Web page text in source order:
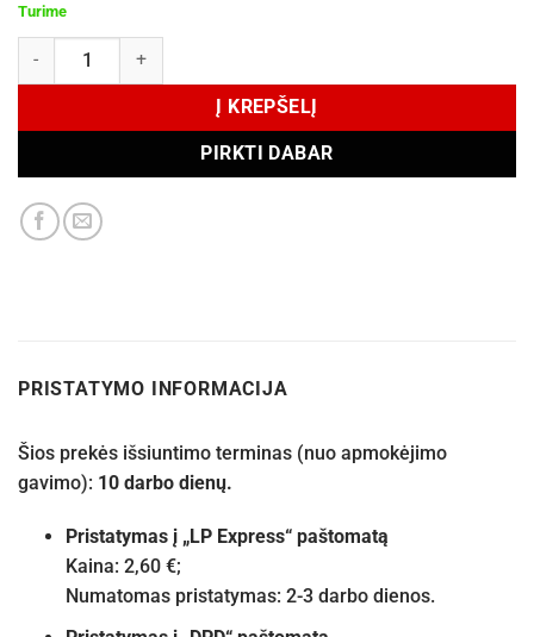
Turime
produkto kiekis: Maison Alhambra Hercules EDP 100 ml
Į KREPŠELĮ
PIRKTI DABAR
PRISTATYMO INFORMACIJA
Šios prekės išsiuntimo terminas (nuo apmokėjimo
gavimo): 10 darbo dienų.
Pristatymas į „LP Express“ paštomatą
Kaina: 2,60 €;
Numatomas pristatymas: 2-3 darbo dienos.